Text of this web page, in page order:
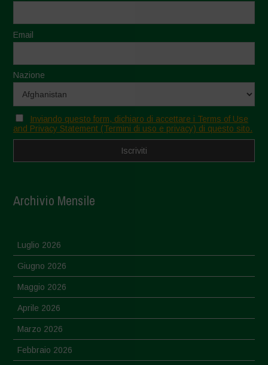
Email
Nazione
Inviando questo form, dichiaro di accettare i Terms of Use
and Privacy Statement (Termini di uso e privacy) di questo sito.
Archivio Mensile
Luglio 2026
Giugno 2026
Maggio 2026
Aprile 2026
Marzo 2026
Febbraio 2026